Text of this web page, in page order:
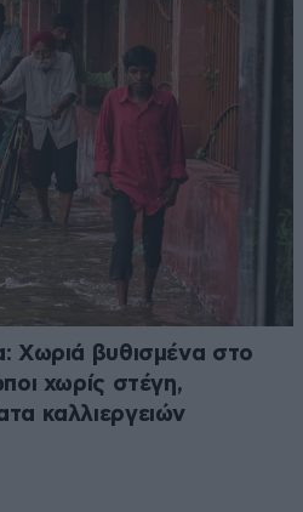
Χωριά βυθισμένα στο
χωρίς στέγη,
καλλιεργειών